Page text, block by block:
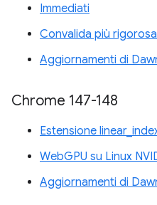
Immediati
Convalida più
Aggiornamenti di
Chrome 147-148
Estensione
WebGPU su Linux
Aggiornamenti di